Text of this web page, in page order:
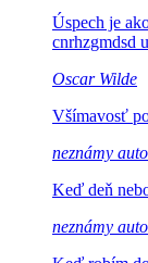
Úspech je
cnrhzgmdsd
Oscar Wilde
Všímavosť
neznámy
Keď deň
neznámy